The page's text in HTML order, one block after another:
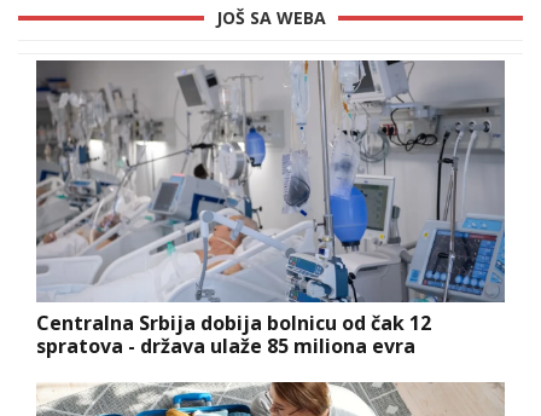
JOŠ SA WEBA
Centralna Srbija dobija bolnicu od čak 12
spratova - država ulaže 85 miliona evra